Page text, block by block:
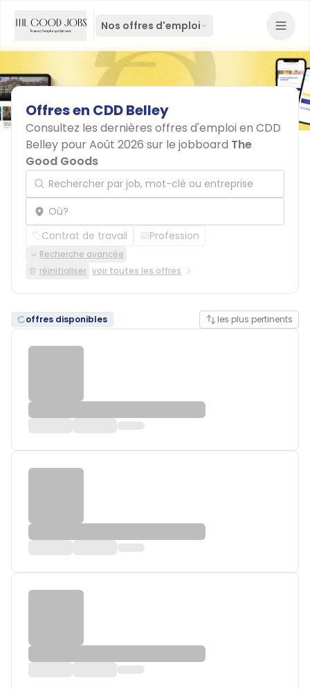
Nos offres d'emploi
Offresen CDDBelley
Consultez les dernières offres d'emploi en CDD
Belley pour Août 2026 sur le jobboard The
Good Goods
Rechercher par job, mot-clé ou entreprise
Localisation
Contrat de travail Profession
Recherche avancée
réinitialiser voir toutes les offres
offres disponibles les plus pertinents